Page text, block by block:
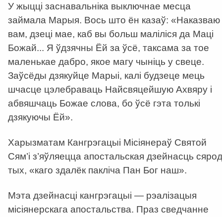
У жыцці заснавальніка выключнае месца
займала Марыя. Вось што ён казаў: «Наказваю
вам, дзеці мае, каб вы больш маліліся да Маці
Божай... Я ўдзячны Ёй за ўсё, таксама за тое
маленькае дабро, якое магу чыніць у свеце.
Заўсёды дзякуйце Марыі, калі будзеце мець
шчасце цэлебраваць Найсвяцейшую Ахвяру і
абвяшчаць Божае слова, бо ўсё гэта толькі
дзякуючы Ёй».
Харызматам Кангрэгацыі Місіянераў Святой
Сям’і з’яўляецца апостальская дзейнасць сярод
тых, «каго здалёк пакліча Пан Бог наш».
Мэта дзейнасці кангрэгацыі — рэалізацыя
місіянерскага апостальства. Праз сведчанне